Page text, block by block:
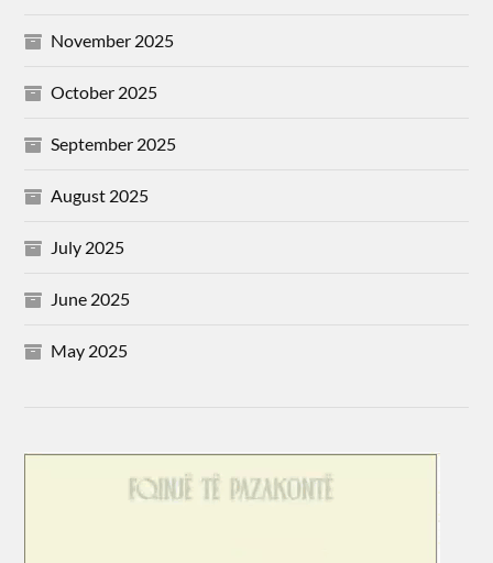
November 2025
October 2025
September 2025
August 2025
July 2025
June 2025
May 2025